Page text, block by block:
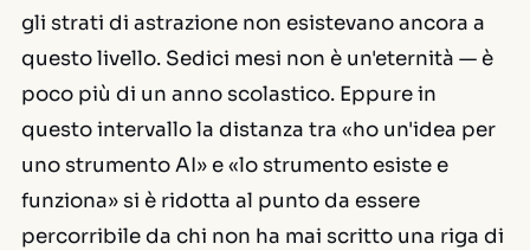
gli strati di astrazione non esistevano ancora a
questo livello. Sedici mesi non è un'eternità — è
poco più di un anno scolastico. Eppure in
questo intervallo la distanza tra «ho un'idea per
uno strumento AI» e «lo strumento esiste e
funziona» si è ridotta al punto da essere
percorribile da chi non ha mai scritto una riga di